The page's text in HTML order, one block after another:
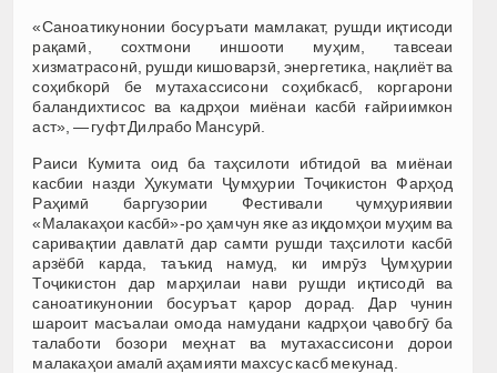
«Саноатикунонии босуръати мамлакат, рушди иқтисоди
рақамӣ, сохтмони иншооти муҳим, тавсеаи
хизматрасонӣ, рушди кишоварзӣ, энергетика, нақлиёт ва
соҳибкорӣ бе мутахассисони соҳибкасб, коргарони
баландихтисос ва кадрҳои миёнаи касбӣ ғайриимкон
аст», — гуфт Дилрабо Мансурӣ.
Раиси Кумита оид ба таҳсилоти ибтидоӣ ва миёнаи
касбии назди Ҳукумати Ҷумҳурии Тоҷикистон Фарҳод
Раҳимӣ баргузории Фестивали ҷумҳуриявии
«Малакаҳои касбӣ»-ро ҳамчун яке аз иқдомҳои муҳим ва
саривақтии давлатӣ дар самти рушди таҳсилоти касбӣ
арзёбӣ карда, таъкид намуд, ки имрӯз Ҷумҳурии
Тоҷикистон дар марҳилаи нави рушди иқтисодӣ ва
саноатикунонии босуръат қарор дорад. Дар чунин
шароит масъалаи омода намудани кадрҳои ҷавобгӯ ба
талаботи бозори меҳнат ва мутахассисони дорои
малакаҳои амалӣ аҳамияти махсус касб мекунад.